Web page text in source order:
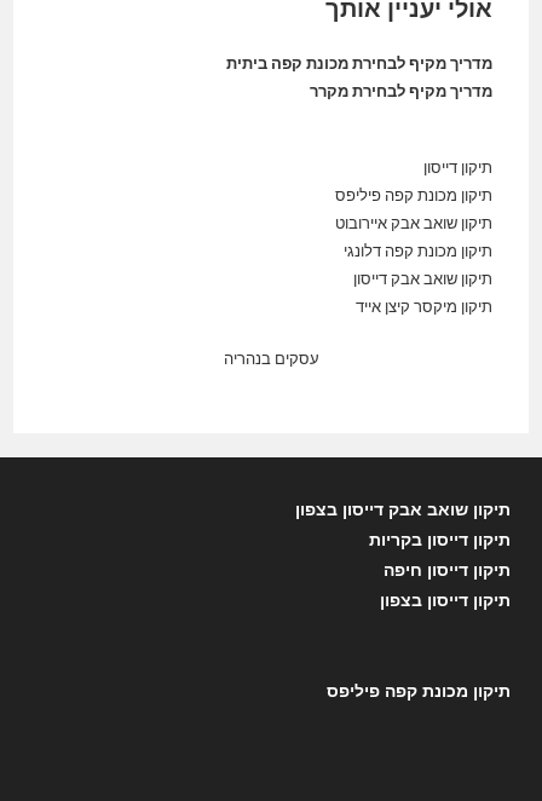
אולי יעניין אותך
מדריך מקיף לבחירת מכונת קפה ביתית
מדריך מקיף לבחירת מקרר
תיקון דייסון
תיקון מכונת קפה פיליפס
תיקון שואב אבק איירובוט
תיקון מכונת קפה דלונגי
תיקון שואב אבק דייסון
תיקון מיקסר קיצן אייד
עסקים בנהריה
תיקון שואב אבק דייסון בצפון
תיקון דייסון בקריות
תיקון דייסון חיפה
תיקון דייסון בצפון
תיקון מכונת קפה פיליפס